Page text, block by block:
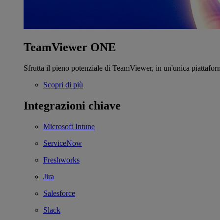
TeamViewer ONE
Sfrutta il pieno potenziale di TeamViewer, in un'unica
Scopri di più
Integrazioni chiave
Microsoft Intune
ServiceNow
Freshworks
Jira
Salesforce
Slack